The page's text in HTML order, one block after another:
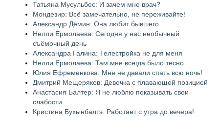
Татьяна Мусульбес: И зачем мне врач?
Мондезир: Всё замечательно, не переживайте!
Александр Дёмин: Она любит бывшего
Нелли Ермолаева: Сегодня у нас необычный
съёмочный день
Александра Галина: Телестройка не для меня
Нелли Ермолаева: Там мне всегда было тесно
Юлия Ефременкова: Мне не давали спать всю ночь!
Дмитрий Мещеряков: Девочка с плавающей позицией
Анастасия Балтер: Я не люблю показывать свои
слабости
Кристина Бухынбалтэ: Работает с утра до вечера!